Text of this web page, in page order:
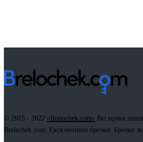
© 2015 - 2022 «Brelochek.com» Всі права
Brelochek.com. Ексклюзивні брелки. Брелки